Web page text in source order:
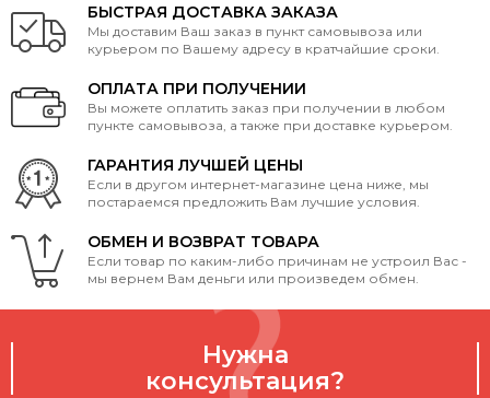
БЫСТРАЯ ДОСТАВКА ЗАКАЗА
Мы доставим Ваш заказ в пункт самовывоза или
курьером по Вашему адресу в кратчайшие сроки.
ОПЛАТА ПРИ ПОЛУЧЕНИИ
Вы можете оплатить заказ при получении в любом
пункте самовывоза, а также при доставке курьером.
ГАРАНТИЯ ЛУЧШЕЙ ЦЕНЫ
Если в другом интернет-магазине цена ниже, мы
постараемся предложить Вам лучшие условия.
ОБМЕН И ВОЗВРАТ ТОВАРА
Если товар по каким-либо причинам не устроил Вас -
мы вернем Вам деньги или произведем обмен.
Нужна
консультация?